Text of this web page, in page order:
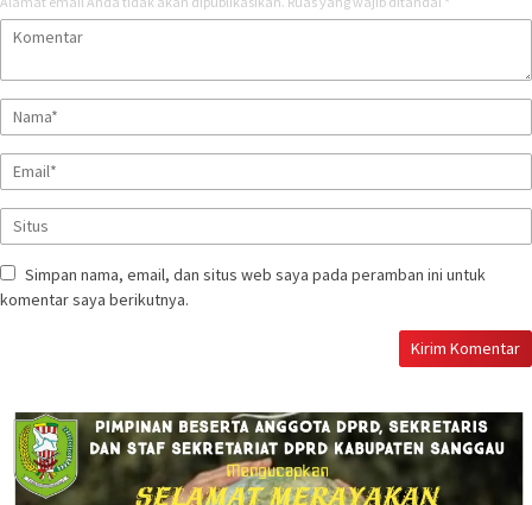
Simpan nama, email, dan situs web saya pada peramban ini untuk
komentar saya berikutnya.